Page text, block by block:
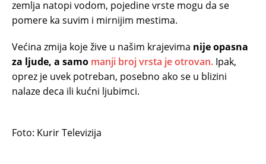
zemlja natopi vodom, pojedine vrste mogu da se
pomere ka suvim i mirnijim mestima.
Većina zmija koje žive u našim krajevima nije opasna
za ljude, a samo manji broj vrsta je otrovan. Ipak,
oprez je uvek potreban, posebno ako se u blizini
nalaze deca ili kućni ljubimci.
Foto: Kurir Televizija